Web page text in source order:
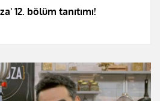
12. bölüm tanıtımı!